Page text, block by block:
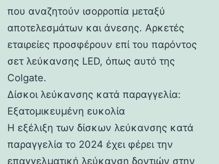
που αναζητούν ισορροπία μεταξύ
αποτελεσμάτων και άνεσης. Αρκετές
εταιρείες προσφέρουν επί του παρόντος
σετ λεύκανσης LED, όπως αυτό της
Colgate.
Δίσκοι λεύκανσης κατά παραγγελία:
Εξατομικευμένη ευκολία
Η εξέλιξη των δίσκων λεύκανσης κατά
παραγγελία το 2024 έχει φέρει την
επαγγελματική λεύκανση δοντιών στην